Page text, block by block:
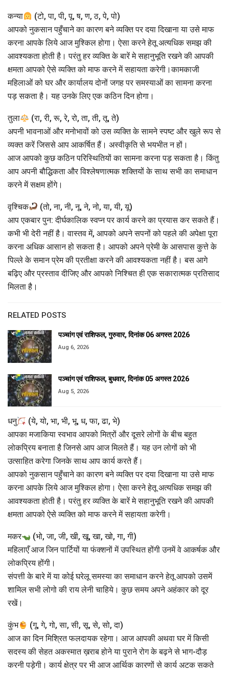
कन्या
(टो, पा, पी, पू, ष, ण, ठ, पे, पो)
आपको नुकसान पहुँचाने का कारण बने व्यक्ति पर दया दिखाना या उसे माफ
करना आपके लिये आज मुश्किल होगा। ऐसा करने हेतू अत्यधिक समझ की
आवश्यकता होती है। परंतु हर व्यक्ति के बारें मे सहानुभूति रखने की आपकी
क्षमता आपको ऐसे व्यक्ति को माफ करने में सहायता करेगी।कामकाजी
महिलाओं को घर और कार्यालय दोनों जगह पर समस्याओं का सामना करना
पड़ सकता है। यह उनके लिए एक कठिन दिन होगा।
तुला
(रा, री, रू, रे, रो, ता, ती, तू, ते)
अपनी भावनाओं और मनोभावों को उस व्यक्ति के सामने स्पष्ट और खुले रूप से
व्यक्त करें जिससे आप आकर्षित हैं। अस्वीकृति से भयभीत न हों।
आज आपको कुछ कठिन परिस्थितियों का सामना करना पड़ सकता है। किंतु
आप अपनी बौद्धिकता और विश्लेषणात्मक शक्तियों के साथ सभी का समाधान
करने में सक्षम होंगे।
वृश्चिक
(तो, ना, नी, नू, ने, नो, या, यी, यू)
आप एकबार पुन: दीर्घकालिक स्वप्न पर कार्य करने का प्रयास कर सकते हैं।
कभी भी देरी नहीं है। वास्तव में, आपको अपने सपनों को पहले की अपेक्षा पूरा
करना अधिक आसान हो सकता है। आपको अपने प्रेमी के आसपास कुत्ते के
पिल्ले के समान प्रेम की प्रतीक्षा करने की आवश्यकता नहीं है। बस आगे
बढ़िए और प्रस्ताव दीजिए और आपको निश्चित ही एक सकारात्मक प्रतिसाद
मिलता है।
RELATED POSTS
पञ्चांग एवं राशिफल, गुरुवार, दिनांक 06 अगस्त 2026
Aug 6, 2026
पञ्चांग एवं राशिफल, बुधवार, दिनांक 05 अगस्त 2026
Aug 5, 2026
धनु
(ये, यो, भा, भी, भू, ध, फा, ढा, भे)
आपका मजाकिया स्वभाव आपको मित्रों और दूसरे लोगों के बीच बहुत
लोकप्रिय बनाता है जिनसे आप आज मिलते हैं। यह उन लोगों को भी
उत्साहित करेगा जिनके साथ आप कार्य करते हैं।
आपको नुकसान पहुँचाने का कारण बने व्यक्ति पर दया दिखाना या उसे माफ
करना आपके लिये आज मुश्किल होगा। ऐसा करने हेतू अत्यधिक समझ की
आवश्यकता होती है। परंतु हर व्यक्ति के बारें मे सहानुभूति रखने की आपकी
क्षमता आपको ऐसे व्यक्ति को माफ करने में सहायता करेगी।
मकर
(भो, जा, जी, खी, खू, खा, खो, गा, गी)
महिलाएँ आज जिन पार्टियों या फंक्शनों में उपस्थित होंगी उनमें वे आकर्षक और
लोकप्रिय होंगी।
संपत्ती के बारे में या कोई घरेलू समस्या का समाधान करने हेतू आपको उसमें
शामिल सभी लोगो की राय लेनी चाहिये। कुछ समय अपने अहंकार को दूर
रखें।
कुंभ
(गू, गे, गो, सा, सी, सू, से, सो, दा)
आज का दिन मिश्रित फलदायक रहेगा। आज आपकी अथवा घर में किसी
सदस्य की सेहत अकस्मात ख़राब होने या पुराने रोग के बढ़ने से भाग-दौड़
करनी पड़ेगी। कार्य क्षेत्र पर भी आज आर्थिक कारणों से कार्य अटक सकते